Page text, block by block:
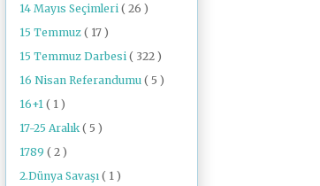
14 Mayıs Seçimleri ( 26 )
15 Temmuz ( 17 )
15 Temmuz Darbesi ( 322 )
16 Nisan Referandumu ( 5 )
16+1 ( 1 )
17-25 Aralık ( 5 )
1789 ( 2 )
2.Dünya Savaşı ( 1 )